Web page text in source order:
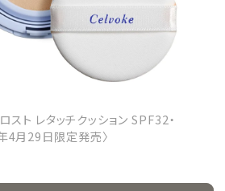
スト レタッチクッション SPF32・
4月29日限定発売〉